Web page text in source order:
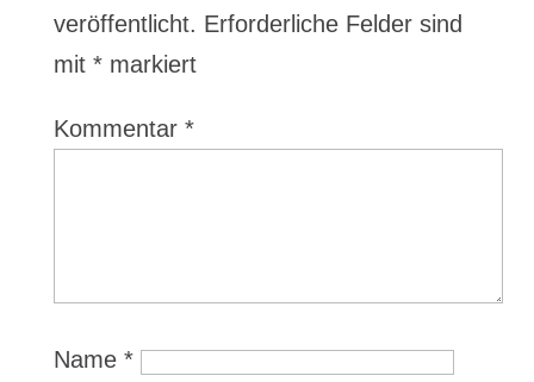
veröffentlicht. Erforderliche Felder sind
mit *markiert
Kommentar *
Name *